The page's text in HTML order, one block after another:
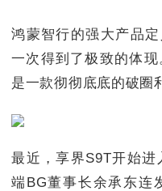
鸿蒙智行的强大产品
一次得到了极致的体
是一款彻彻底底的破圈
最近，享界S9T开始
端BG董事长余承东连